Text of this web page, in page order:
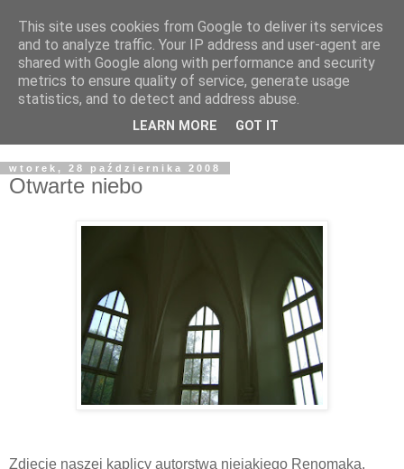
Żyjąc wiarą w REALNYM
świecie
Blog pastora Pawła Bartosika
wtorek, 28 października 2008
Otwarte niebo
Zdjęcie naszej kaplicy autorstwa niejakiego Renomaka.
This site uses cookies from Google to deliver its services
and to analyze traffic. Your IP address and user-agent are
shared with Google along with performance and security
metrics to ensure quality of service, generate usage
statistics, and to detect and address abuse.
LEARN MORE GOT IT